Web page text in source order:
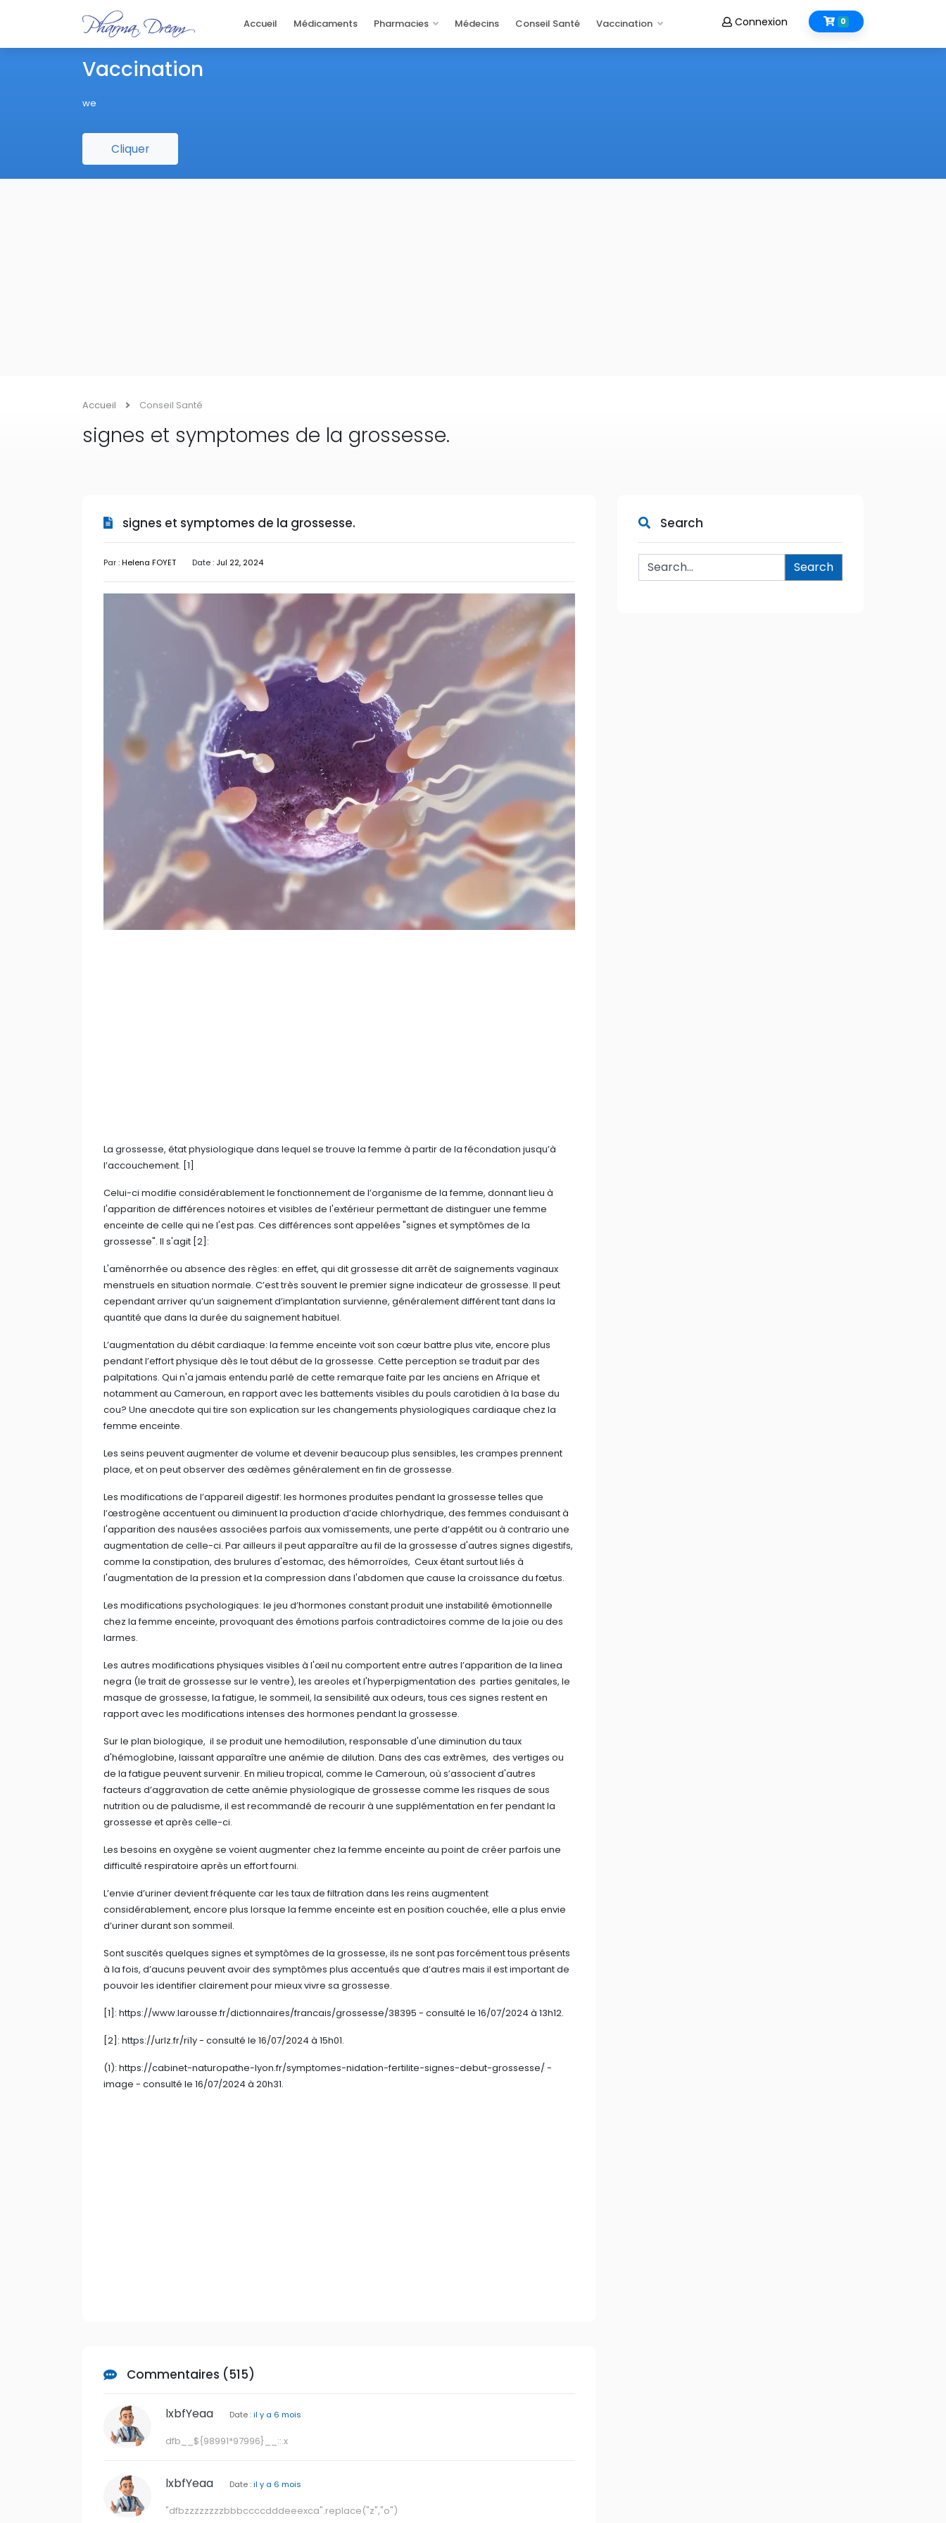
Accueil Médicaments Pharmacies Médecins Conseil Santé Vaccination 0
Connexion
Accueil Conseil Santé
signes et symptomes de la grossesse.
signes et symptomes de la grossesse.
Par :Helena FOYET Date : Jul 22, 2024
La grossesse, état physiologique dans lequel se trouve la femme à partir de la fécondation jusqu’à
l’accouchement. [1]
Celui-ci modifie considérablement le fonctionnement de l’organisme de la femme, donnant lieu à
l'apparition de différences notoires et visibles de l'extérieur permettant de distinguer une femme
enceinte de celle qui ne l'est pas. Ces différences sont appelées "signes et symptômes de la
grossesse". Il s'agit [2]:
L'aménorrhée ou absence des règles: en effet, qui dit grossesse dit arrêt de saignements vaginaux
menstruels en situation normale. C’est très souvent le premier signe indicateur de grossesse. Il peut
cependant arriver qu’un saignement d’implantation survienne, généralement différent tant dans la
quantité que dans la durée du saignement habituel.
L’augmentation du débit cardiaque: la femme enceinte voit son cœur battre plus vite, encore plus
pendant l’effort physique dès le tout début de la grossesse. Cette perception se traduit par des
palpitations. Qui n'a jamais entendu parlé de cette remarque faite par les anciens en Afrique et
notamment au Cameroun, en rapport avec les battements visibles du pouls carotidien à la base du
cou? Une anecdote qui tire son explication sur les changements physiologiques cardiaque chez la
femme enceinte.
Les seins peuvent augmenter de volume et devenir beaucoup plus sensibles, les crampes prennent
place, et on peut observer des œdèmes généralement en fin de grossesse.
Les modifications de l’appareil digestif: les hormones produites pendant la grossesse telles que
l’œstrogène accentuent ou diminuent la production d’acide chlorhydrique, des femmes conduisant à
l'apparition des nausées associées parfois aux vomissements, une perte d’appétit ou à contrario une
augmentation de celle-ci. Par ailleurs il peut apparaître au fil de la grossesse d'autres signes digestifs,
comme la constipation, des brulures d'estomac, des hémorroïdes, Ceux étant surtout liés à
l'augmentation de la pression et la compression dans l'abdomen que cause la croissance du fœtus.
Les modifications psychologiques: le jeu d’hormones constant produit une instabilité émotionnelle
chez la femme enceinte, provoquant des émotions parfois contradictoires comme de la joie ou des
larmes.
Les autres modifications physiques visibles à l'œil nu comportent entre autres l’apparition de la linea
negra (le trait de grossesse sur le ventre), les areoles et l'hyperpigmentation des parties genitales, le
masque de grossesse, la fatigue, le sommeil, la sensibilité aux odeurs, tous ces signes restent en
rapport avec les modifications intenses des hormones pendant la grossesse.
Sur le plan biologique, il se produit une hemodilution, responsable d'une diminution du taux
d'hémoglobine, laissant apparaître une anémie de dilution. Dans des cas extrêmes, des vertiges ou
de la fatigue peuvent survenir. En milieu tropical, comme le Cameroun, où s’associent d'autres
facteurs d’aggravation de cette anémie physiologique de grossesse comme les risques de sous
nutrition ou de paludisme, il est recommandé de recourir à une supplémentation en fer pendant la
grossesse et après celle-ci.
Les besoins en oxygène se voient augmenter chez la femme enceinte au point de créer parfois une
difficulté respiratoire après un effort fourni.
L’envie d’uriner devient fréquente car les taux de filtration dans les reins augmentent
considérablement, encore plus lorsque la femme enceinte est en position couchée, elle a plus envie
d’uriner durant son sommeil.
Sont suscités quelques signes et symptômes de la grossesse, ils ne sont pas forcément tous présents
à la fois, d’aucuns peuvent avoir des symptômes plus accentués que d’autres mais il est important de
pouvoir les identifier clairement pour mieux vivre sa grossesse.
[1]: https://www.larousse.fr/dictionnaires/francais/grossesse/38395 - consulté le 16/07/2024 à 13h12.
[2]: https://urlz.fr/ri1y - consulté le 16/07/2024 à 15h01.
(1): https://cabinet-naturopathe-lyon.fr/symptomes-nidation-fertilite-signes-debut-grossesse/ -
image - consulté le 16/07/2024 à 20h31.
Commentaires (515)
lxbfYeaa Date :il y a 6 mois
dfb__${98991*97996}__::.x
lxbfYeaa Date :il y a 6 mois
"dfbzzzzzzzzbbbccccdddeeexca".replace("z","o")
Search
Search